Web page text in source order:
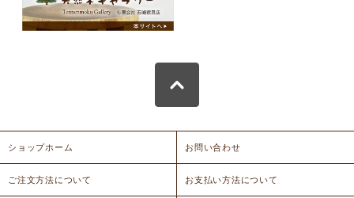
ショップホーム お問い合わせ
ご注文方法について お支払い方法について